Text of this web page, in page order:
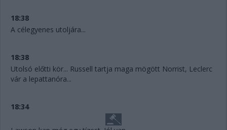
18:38
A célegyenes utoljára...
18:38
Utolsó előtti kör... Russell tartja maga mögött Norrist, Leclerc
vár a lepattanóra...
18:34